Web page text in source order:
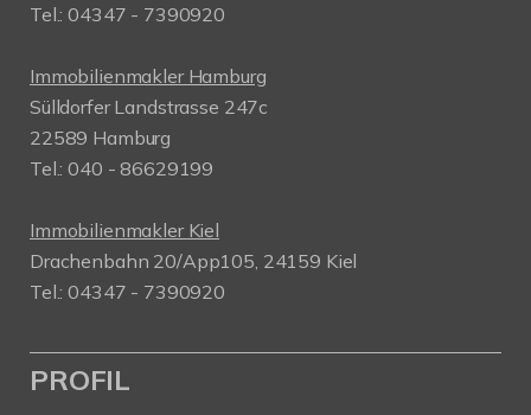
Tel.: 04347 - 7390920
Immobilienmakler Hamburg
Sülldorfer Landstrasse 247c
22589 Hamburg
Tel.: 040 - 86629199
Immobilienmakler Kiel
Drachenbahn 20/App105, 24159 Kiel
Tel.: 04347 - 7390920
PROFIL